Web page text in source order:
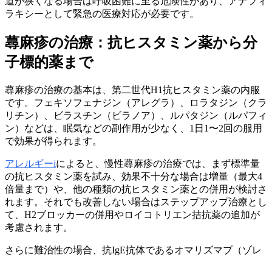
ラキシーとして緊急の医療対応が必要です。
蕁麻疹の治療：抗ヒスタミン薬から分
子標的薬まで
蕁麻疹の治療の基本は、第二世代H1抗ヒスタミン薬の内服
です。フェキソフェナジン（アレグラ）、ロラタジン（クラ
リチン）、ビラスチン（ビラノア）、ルパタジン（ルパフィ
ン）などは、眠気などの副作用が少なく、1日1〜2回の服用
で効果が得られます。
アレルギーiによると、慢性蕁麻疹の治療では、まず標準量
の抗ヒスタミン薬を試み、効果不十分な場合は増量（最大4
倍量まで）や、他の種類の抗ヒスタミン薬との併用が検討さ
れます。それでも改善しない場合はステップアップ治療とし
て、H2ブロッカーの併用やロイコトリエン拮抗薬の追加が
考慮されます。
さらに難治性の場合、抗IgE抗体であるオマリズマブ（ゾレ